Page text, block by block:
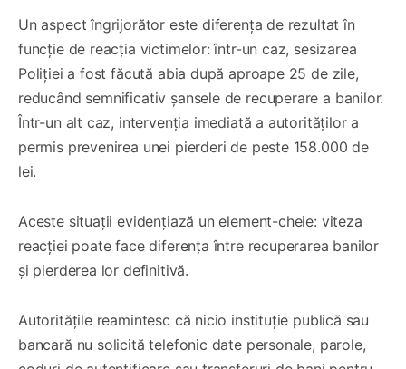
Un aspect îngrijorător este diferența de rezultat în
funcție de reacția victimelor: într-un caz, sesizarea
Poliției a fost făcută abia după aproape 25 de zile,
reducând semnificativ șansele de recuperare a banilor.
Într-un alt caz, intervenția imediată a autorităților a
permis prevenirea unei pierderi de peste 158.000 de
lei.
Aceste situații evidențiază un element-cheie: viteza
reacției poate face diferența între recuperarea banilor
și pierderea lor definitivă.
Autoritățile reamintesc că nicio instituție publică sau
bancară nu solicită telefonic date personale, parole,